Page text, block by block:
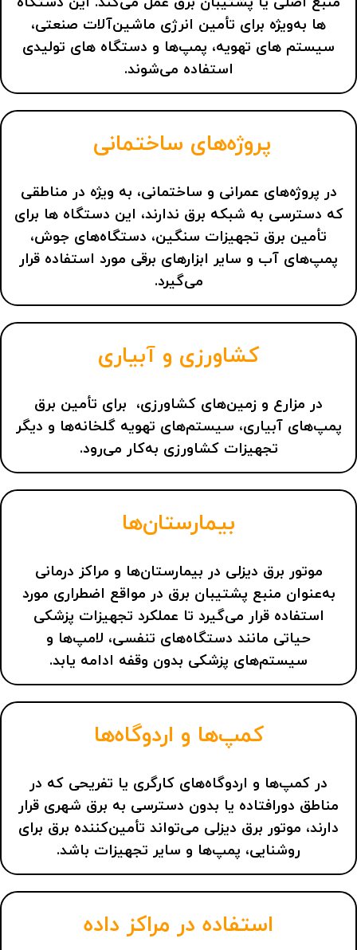
ها به‌ویژه برای تأمین انرژی ماشین‌آلات صنعتی،
سیستم‌ های تهویه، پمپ‌ها و دستگاه‌ های تولیدی
استفاده می‌شوند.
پروژه‌های ساختمانی
در پروژه‌های عمرانی و ساختمانی، به‌ ویژه در مناطقی
که دسترسی به شبکه برق ندارند، این دستگاه ها برای
تأمین برق تجهیزات سنگین، دستگاه‌های جوش،
پمپ‌های آب و سایر ابزارهای برقی مورد استفاده قرار
می‌گیرد.
کشاورزی و آبیاری
در مزارع و زمین‌های کشاورزی، برای تأمین برق
پمپ‌های آبیاری، سیستم‌های تهویه گلخانه‌ها و دیگر
تجهیزات کشاورزی به‌کار می‌رود.
بیمارستان‌ها
موتور برق دیزلی در بیمارستان‌ها و مراکز درمانی
به‌عنوان منبع پشتیبان برق در مواقع اضطراری مورد
استفاده قرار می‌گیرد تا عملکرد تجهیزات پزشکی
حیاتی مانند دستگاه‌های تنفسی، لامپ‌ها و
سیستم‌های پزشکی بدون وقفه ادامه یابد.
کمپ‌ها و اردوگاه‌ها
در کمپ‌ها و اردوگاه‌های کارگری یا تفریحی که در
مناطق دورافتاده یا بدون دسترسی به برق شهری قرار
دارند، موتور برق دیزلی می‌تواند تأمین‌کننده برق برای
روشنایی، پمپ‌ها و سایر تجهیزات باشد.
استفاده در مراکز داده